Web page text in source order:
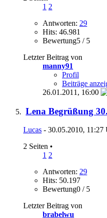
1 2
Antworten: 29
Hits: 46.981
Bewertung5 / 5
Letzter Beitrag von
manny91
Profil
Beiträge
26.01.2011, 16:00
Lena Begrüßung
Lucas - 30.05.2010, 11:27
2 Seiten •
1 2
Antworten: 29
Hits: 50.197
Bewertung0 / 5
Letzter Beitrag von
brabelwu